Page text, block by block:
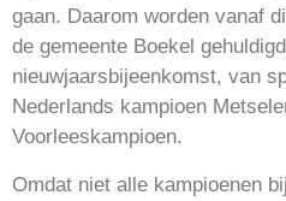
gaan. Daarom worden vanaf
de gemeente Boekel
nieuwjaarsbijeenkomst, van
Nederlands kampioen
Voorleeskampioen.
Omdat niet alle kampioenen